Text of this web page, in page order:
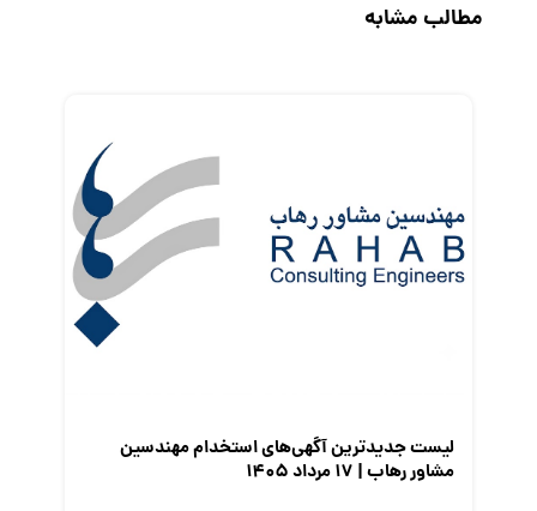
رزومه
گزارش‌های آماری
مصاحبه شغلی
معرفی شرکت ها
مطالب مشابه
لیست جدیدترین آگهی‌های استخدام مهندسین
مشاور رهاب | ۱۷ مرداد ۱۴۰۵